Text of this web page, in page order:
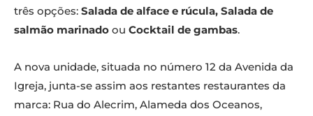
três opções: Salada de alface e rúcula, Salada de
salmão marinado ou Cocktail de gambas.
A nova unidade, situada no número 12 da Avenida da
Igreja, junta-se assim aos restantes restaurantes da
marca: Rua do Alecrim, Alameda dos Oceanos,